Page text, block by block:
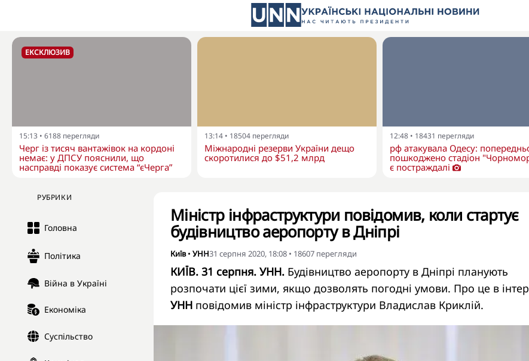
ЕКСКЛЮЗИВ
15:13 • 6188 перегляди
Черг із тисяч вантажівок на кордоні
немає: у ДПСУ пояснили, що
насправді показує система “єЧерга”
13:14 • 18504 перегляди
Міжнародні резерви України дещо
скоротилися до $51,2 млрд
12:48 • 18431 перегляди
рф атакувала Одесу:
пошкоджено стадіон
є постраждалі
РУБРИКИ
Головна
Політика
Війна в Україні
Економіка
Суспільство
Міністр інфраструктури повідомив, коли стартує
будівництво аеропорту в Дніпрі
Київ• УНН31 серпня 2020, 18:08 • 18607 перегляди
КИЇВ. 31 серпня. УНН. Будівництво аеропорту в Дніпрі планують
розпочати цієї зими, якщо дозволять погодні умови. Про це в
УНН повідомив міністр інфраструктури Владислав Криклій.